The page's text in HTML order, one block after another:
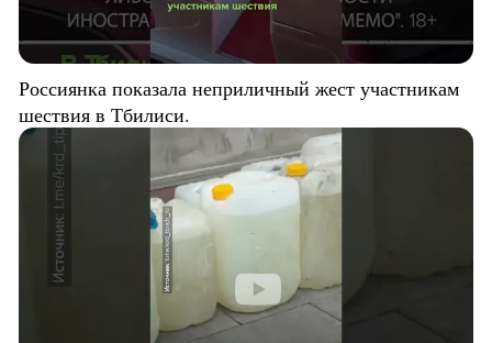
Россиянка показала неприличный жест участникам
шествия в Тбилиси.